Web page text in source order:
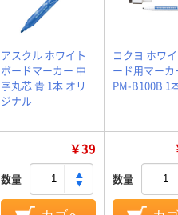
アスクル ホワイト
ボードマーカー 中
字丸芯 青 1本 オリ
ジナル
コクヨ ホワ
ード用マーカ
PM-B100B 1
￥39
数量 数量